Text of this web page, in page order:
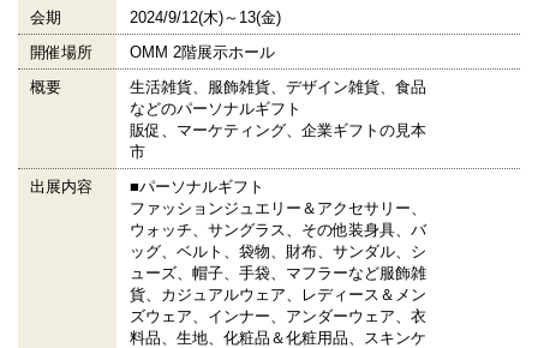
会期
2024/9/12(木)～13(金)
開催場所
OMM 2階展示ホール
概要
生活雑貨、服飾雑貨、デザイン雑貨、食品
などのパーソナルギフト
販促、マーケティング、企業ギフトの見本
市
出展内容
■パーソナルギフト
ファッションジュエリー＆アクセサリー、
ウォッチ、サングラス、その他装身具、バ
ッグ、ベルト、袋物、財布、サンダル、シ
ューズ、帽子、手袋、マフラーなど服飾雑
貨、カジュアルウェア、レディース＆メン
ズウェア、インナー、アンダーウェア、衣
料品、生地、化粧品＆化粧用品、スキンケ